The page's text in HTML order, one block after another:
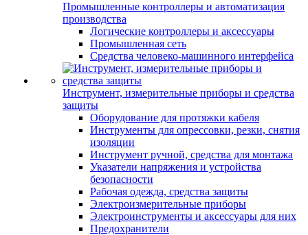
Промышленные контроллеры и автоматизация
производства
Логические контроллеры и аксессуары
Промышленная сеть
Средства человеко-машинного интерфейса
Инструмент, измерительные приборы и средства
защиты
Оборудование для протяжки кабеля
Инструменты для опрессовки, резки, снятия
изоляции
Инструмент ручной, средства для монтажа
Указатели напряжения и устройства
безопасности
Рабочая одежда, средства защиты
Электроизмерительные приборы
Электроинструменты и аксессуары для них
Предохранители